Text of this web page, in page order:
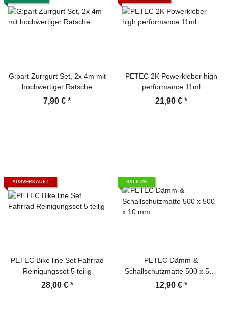
G:part Zurrgurt Set, 2x 4m mit
hochwertiger Ratsche
7,90 € *
PETEC 2K Powerkleber high
performance 11ml
21,90 € *
AUSVERKAUFT
PETEC Bike line Set Fahrrad
Reinigungsset 5 teilig
28,00 € *
SALE 3%
PETEC Dämm-&
Schallschutzmatte 500 x 500
x 10 mm PU-Schaum
12,90 € *